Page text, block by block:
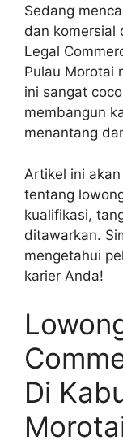
Sedang
dan komersial
Legal
Pulau Morotai
ini sangat
membangun
menantang
Artikel ini
tentang
kualifikasi,
ditawarkan.
mengetahui
karier Anda!
Di